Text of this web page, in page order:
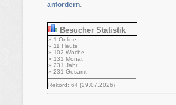
anfordern.
Besucher Statistik
» 1 Online
» 11 Heute
» 102 Woche
» 131 Monat
» 231 Jahr
» 231 Gesamt
Rekord: 64 (29.07.2026)